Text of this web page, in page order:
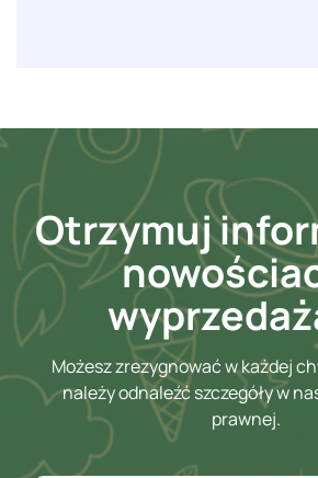
Otrzymuj
Możesz zrezygnować w każdej
należy odnaleźć szczegóły w
prawnej.